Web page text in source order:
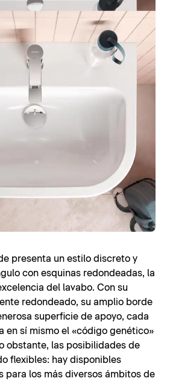
presenta un estilo discreto y
con esquinas redondeadas, la
del lavabo. Con su
redondeado, su amplio borde
superficie de apoyo, cada
en sí mismo el «código genético»
obstante, las posibilidades de
flexibles: hay disponibles
para los más diversos ámbitos de